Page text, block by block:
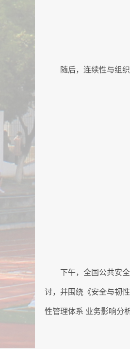
随后，连续性与组
下午，全国公共安
讨，并围绕《安全与韧
性管理体系 业务影响分